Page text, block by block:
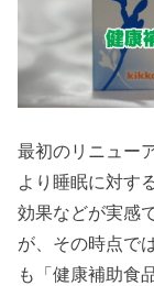
最初のリニュー
より睡眠に対す
効果などが実感
が、その時点で
も「健康補助食